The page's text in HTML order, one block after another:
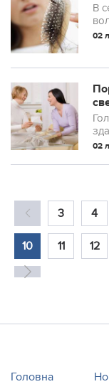
В
02
02
3 4
10 11 12
Головна